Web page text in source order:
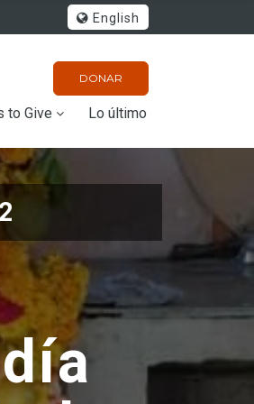
English
DONAR
to Give Lo último